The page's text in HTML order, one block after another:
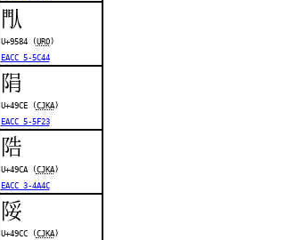
閄
U+9584 (URO)
EACC 5-5C44
䧎
U+49CE (CJKA)
EACC 5-5F23
䧊
U+49CA (CJKA)
EACC 3-4A4C
䧌
U+49CC (CJKA)